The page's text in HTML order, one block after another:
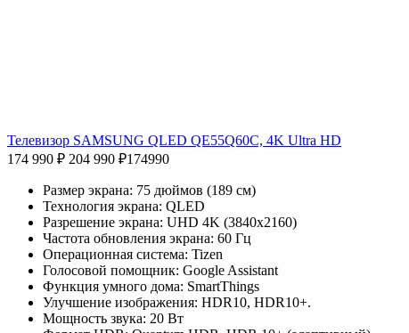
Телевизор SAMSUNG QLED QE55Q60C, 4K Ultra HD
174 990 ₽ 204 990 ₽174990
Размер экрана: 75 дюймов (189 см)
Технология экрана: QLED
Разрешение экрана: UHD 4K (3840x2160)
Частота обновления экрана: 60 Гц
Операционная система: Tizen
Голосовой помощник: Google Assistant
Функция умного дома: SmartThings
Улучшение изображения: HDR10, HDR10+.
Мощность звука: 20 Вт